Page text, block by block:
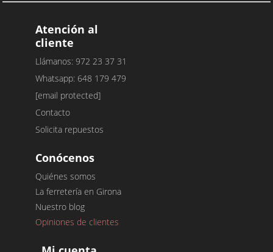
Atención al
cliente
Llámanos: 972 23 37 31
Whatsapp: 648 179 479
[email protected]
Contacto
Solicita repuestos
Conócenos
Quiénes somos
La ferretería en Girona
Nuestro blog
Opiniones de clientes